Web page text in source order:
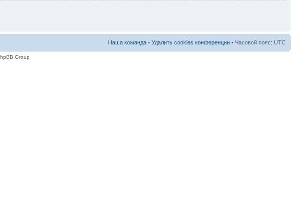
Наша команда • Удалить cookies конференции • Часовой пояс: UTC
Group